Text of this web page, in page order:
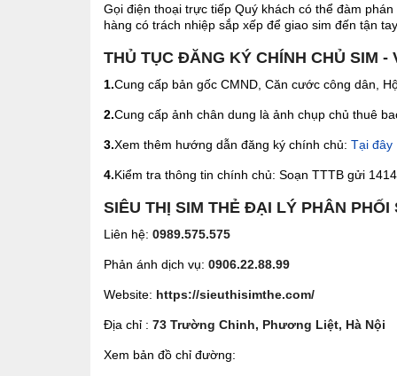
Gọi điện thoại trực tiếp Quý khách có thể đàm
hàng có trách nhiệp sắp xếp để giao sim đến tận
THỦ TỤC ĐĂNG KÝ CHÍNH CHỦ SIM -
1.Cung cấp bản gốc CMND, Căn cước công dân,
2.Cung cấp ảnh chân dung là ảnh chụp chủ thuê
3.Xem thêm hướng dẫn đăng ký chính chủ: Tại đây
4.Kiểm tra thông tin chính chủ: Soạn TTTB gửi
SIÊU THỊ SIM THẺ ĐẠI LÝ PHÂN PHỐI
Liên hệ: 0989.575.575
Phản ánh dịch vụ: 0906.22.88.99
Website: https://sieuthisimthe.com/
Địa chỉ : 73 Trường Chinh, Phương Liệt, Hà Nội
Xem bản đồ chỉ đường: